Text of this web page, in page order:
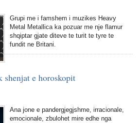
Grupi me i famshem i muzikes Heavy
Metal Metallica ka pozuar me nje flamur
shqiptar gjate diteve te turit te tyre te
fundit ne Britani.
shenjat e horoskopit
Ana jone e pandergjegjshme, irracionale,
emocionale, zbulohet mire edhe nga